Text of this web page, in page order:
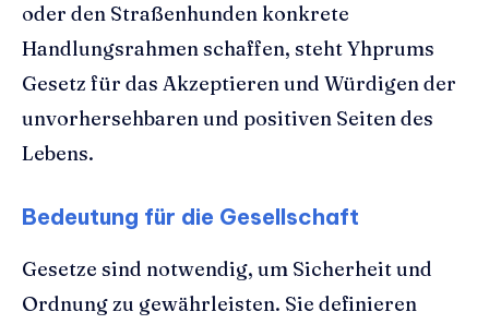
oder den Straßenhunden konkrete
Handlungsrahmen schaffen, steht Yhprums
Gesetz für das Akzeptieren und Würdigen der
unvorhersehbaren und positiven Seiten des
Lebens.
Bedeutung für die Gesellschaft
Gesetze sind notwendig, um Sicherheit und
Ordnung zu gewährleisten. Sie definieren